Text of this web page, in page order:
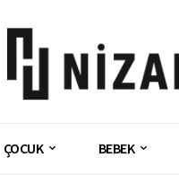
ÇOCUK BEBEK